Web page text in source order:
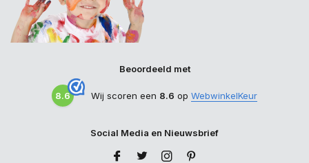
Beoordeeld met
8.6 Wij scoren een 8.6 op WebwinkelKeur
Social Media en Nieuwsbrief